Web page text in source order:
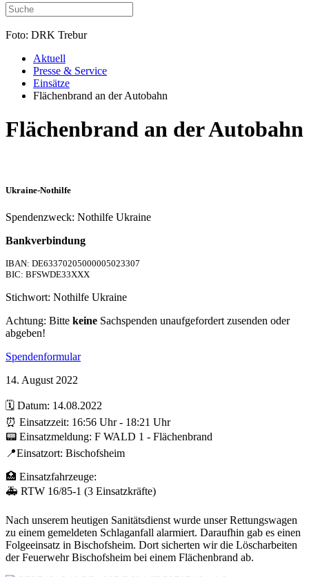
Foto: DRK Trebur
Aktuell
Presse & Service
Einsätze
Flächenbrand an der Autobahn
Flächenbrand an der Autobahn
Ukraine-Nothilfe
Spendenzweck: Nothilfe Ukraine
Bankverbindung
IBAN: DE63370205000005023307
BIC: BFSWDE33XXX
Stichwort: Nothilfe Ukraine
Achtung: Bitte keine Sachspenden unaufgefordert zusenden oder
abgeben!
Spendenformular
14. August 2022
🗓️ Datum: 14.08.2022
⏰ Einsatzzeit: 16:56 Uhr - 18:21 Uhr
📟 Einsatzmeldung: F WALD 1 - Flächenbrand
📍Einsatzort: Bischofsheim
🏥 Einsatzfahrzeuge:
🚑 RTW 16/85-1 (3 Einsatzkräfte)
Nach unserem heutigen Sanitätsdienst wurde unser Rettungswagen
zu einem gemeldeten Schlaganfall alarmiert. Daraufhin gab es einen
Folgeeinsatz in Bischofsheim. Dort sicherten wir die Löscharbeiten
der Feuerwehr Bischofsheim bei einem Flächenbrand ab.